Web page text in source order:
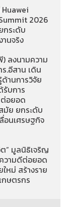
Huawei
2026
กระดับ
นจริง
ลงนามความ
.อีสาน เดิน
านการวิจัย
รับการ
อยอด
มัย ยกระดับ
อนเศรษฐกิจ
ต” มูลนิธิเจริญ
วามดีต่อยอด
หม่ สร้างราย
ษตรกร